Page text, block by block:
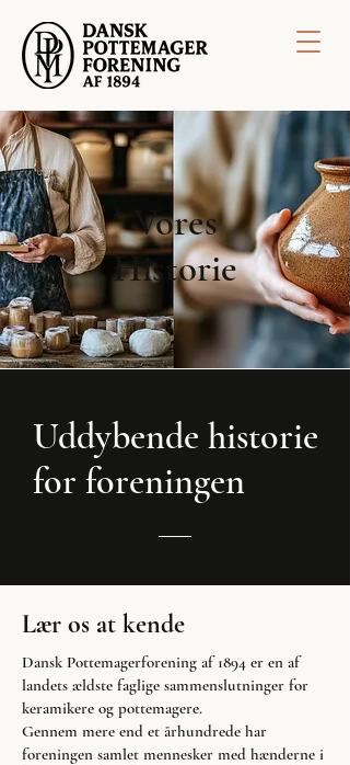
Vores
Historie
Uddybende historie
for foreningen
Lær os at kende
Dansk Pottemagerforening af 1894 er en af
landets ældste faglige sammenslutninger for
keramikere og pottemagere.
Gennem mere end et århundrede har
foreningen samlet mennesker med hænderne i